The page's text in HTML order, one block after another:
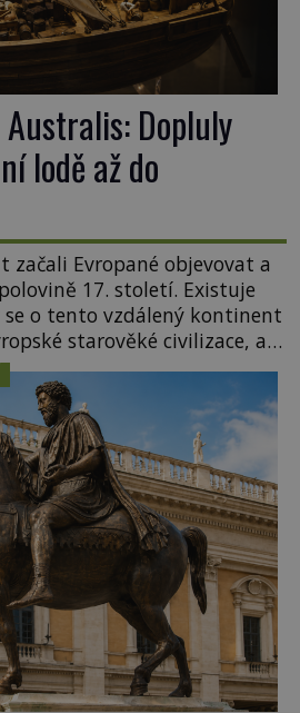
Dopluly
lodě až do
Evropané objevovat a
17. století. Existuje
se o tento vzdálený kontinent
starověké civilizace, a
od starověku kartografové
kontinent Terra
Proč? Do jisté míry to byl